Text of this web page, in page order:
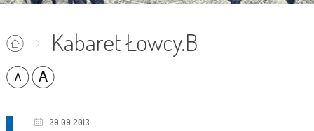
Kabaret Łowcy.B
29.09.2013